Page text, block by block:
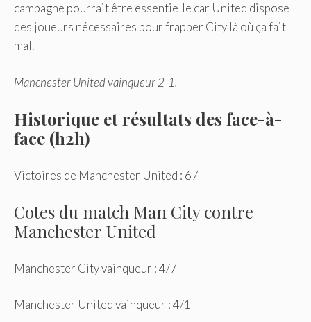
campagne pourrait être essentielle car United dispose
des joueurs nécessaires pour frapper City là où ça fait
mal.
Manchester United vainqueur 2-1.
Historique et résultats des face-à-
face (h2h)
Victoires de Manchester United : 67
Cotes du match Man City contre
Manchester United
Manchester City vainqueur : 4/7
Manchester United vainqueur : 4/1